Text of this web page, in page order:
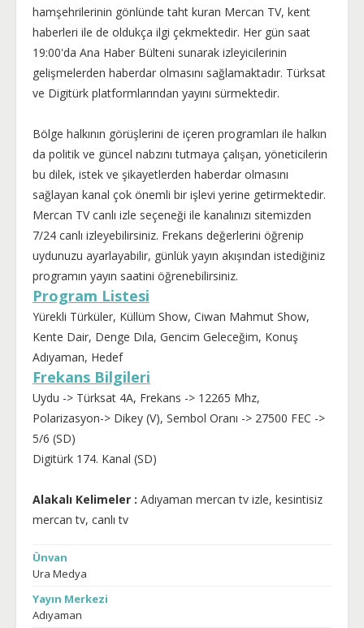
hamşehrilerinin gönlünde taht kuran Mercan TV, kent
haberleri ile de oldukça ilgi çekmektedir. Her gün saat
19:00'da Ana Haber Bülteni sunarak izleyicilerinin
gelişmelerden haberdar olmasını sağlamaktadır. Türksat
ve Digitürk platformlarından yayını sürmektedir.
Bölge halkının görüşlerini de içeren programları ile halkın
da politik ve güncel nabzını tutmaya çalışan, yöneticilerin
bu dilek, istek ve şikayetlerden haberdar olmasını
sağlayan kanal çok önemli bir işlevi yerine getirmektedir.
Mercan TV canlı izle seçeneği ile kanalınızı sitemizden
7/24 canlı izleyebilirsiniz. Frekans değerlerini öğrenip
uydunuzu ayarlayabilir, günlük yayın akışından istediğiniz
programın yayın saatini öğrenebilirsiniz.
Program Listesi
Yürekli Türküler, Küllüm Show, Ciwan Mahmut Show,
Kente Dair, Denge Dıla, Gencim Geleceğim, Konuş
Adıyaman, Hedef
Frekans Bilgileri
Uydu -> Türksat 4A, Frekans -> 12265 Mhz,
Polarizasyon-> Dikey (V), Sembol Oranı -> 27500 FEC ->
5/6 (SD)
Digitürk 174. Kanal (SD)
Alakalı Kelimeler : Adıyaman mercan tv izle, kesintisiz
mercan tv, canlı tv
Ünvan
Ura Medya
Yayın Merkezi
Adıyaman